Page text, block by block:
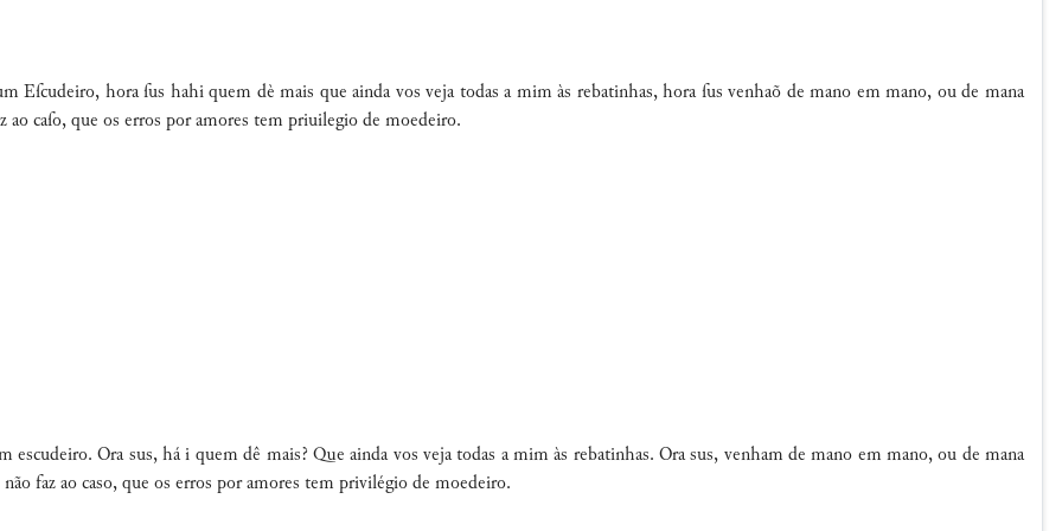
Eſcudeiro, hora ſus hahi quem dè mais que ainda vos veja todas a mim às rebatinhas, hora ſus venhaõ de mano em mano, ou de mana
caſo, que os erros por amores tem priuilegio de moedeiro.
Ora sus, há i quem dê mais? Que ainda vos veja todas a mim às rebatinhas. Ora sus, venham de mano em mano, ou de mana
faz ao caso, que os erros por amores tem privilégio de moedeiro.